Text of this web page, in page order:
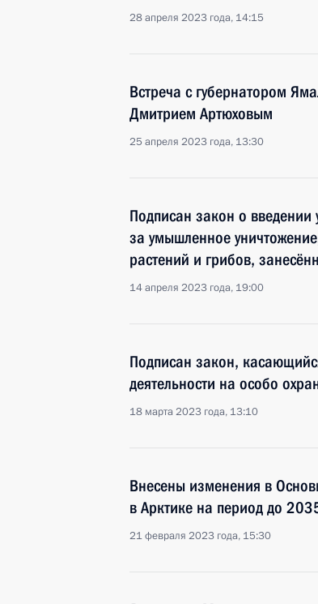
28 апреля 2023 года, 14:15
Встреча с губернатором
Дмитрием Артюховым
25 апреля 2023 года, 13:30
Подписан закон о введении
за умышленное
растений и грибов,
14 апреля 2023 года, 19:00
Подписан закон,
деятельности на особо
18 марта 2023 года, 13:10
Внесены изменения в
в Арктике на период до
21 февраля 2023 года, 15:30